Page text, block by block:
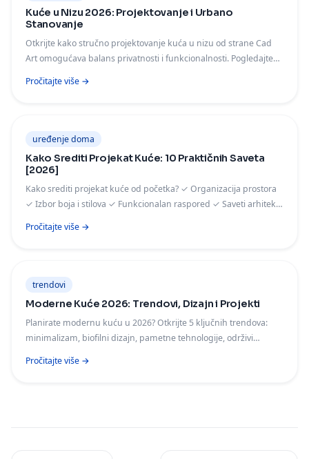
Kuće u Nizu 2026: Projektovanje i Urbano
Stanovanje
Otkrijte kako stručno projektovanje kuća u nizu od strane Cad
Art omogućava balans privatnosti i funkcionalnosti. Pogledajte
Pročitajte više →
uređenje doma
Kako Srediti Projekat Kuće: 10 Praktičnih Saveta
[2026]
Kako srediti projekat kuće od početka? ✓ Organizacija prostora
✓ Izbor boja i stilova ✓ Funkcionalan raspored ✓ Saveti arhitekte
Pročitajte više →
trendovi
Moderne Kuće 2026: Trendovi, Dizajn i Projekti
Planirate modernu kuću u 2026? Otkrijte 5 ključnih trendova:
minimalizam, biofilni dizajn, pametne tehnologije, održivi
Pročitajte više →